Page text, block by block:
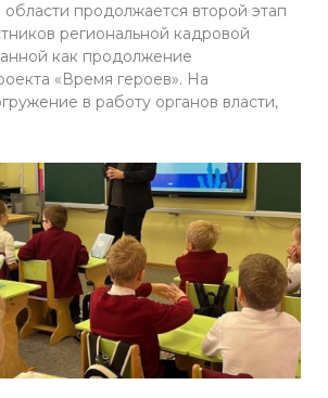
области продолжается второй этап
региональной кадровой
как продолжение
«Время героев». На
в работу органов власти,